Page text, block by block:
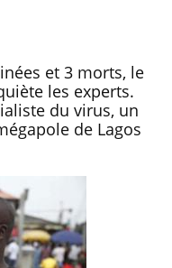
et 3 morts, le
les experts.
du virus, un
de Lagos